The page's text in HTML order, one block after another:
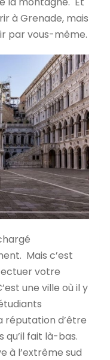
à Grenade, mais
par vous-même.
Mais c’est
votre
une ville où il y
réputation d’être
qu’il fait là-bas.
à l’extrême sud